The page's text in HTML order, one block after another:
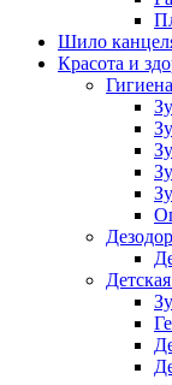
Шило
Красота и